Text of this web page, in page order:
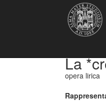
La
opera lirica